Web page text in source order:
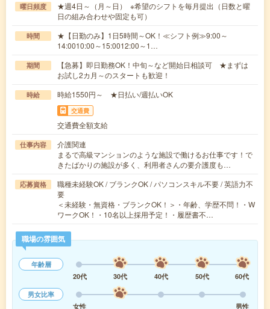
曜日頻度
★週4日～（月～日） ※希望のシフトを毎月提出（日数と曜
日の組み合わせや固定も可）
時間
★【日勤のみ】1日5時間～OK！≪シフト例≫9:00～
14:0010:00～15:0012:00～1…
期間
【急募】即日勤務OK！中旬～など開始日相談可 ★まずは
お試し2カ月～のスタートも歓迎！
時給 時給1550円～ ★日払い/週払いOK
交通費
交通費全額支給
仕事内容
介護関連
まるで高級マンションのような施設で働けるお仕事です！で
きたばかりの施設が多く、利用者さんの要介護度も…
応募資格
職種未経験OK / ブランクOK / パソコンスキル不要 / 英語力不
要
＜未経験・無資格・ブランクOK！＞・年齢、学歴不問！・W
ワークOK！・10名以上採用予定！・履歴書不…
職場の雰囲気
年齢層
20代
30代 40代 50代
60代
男女比率
女性
男性